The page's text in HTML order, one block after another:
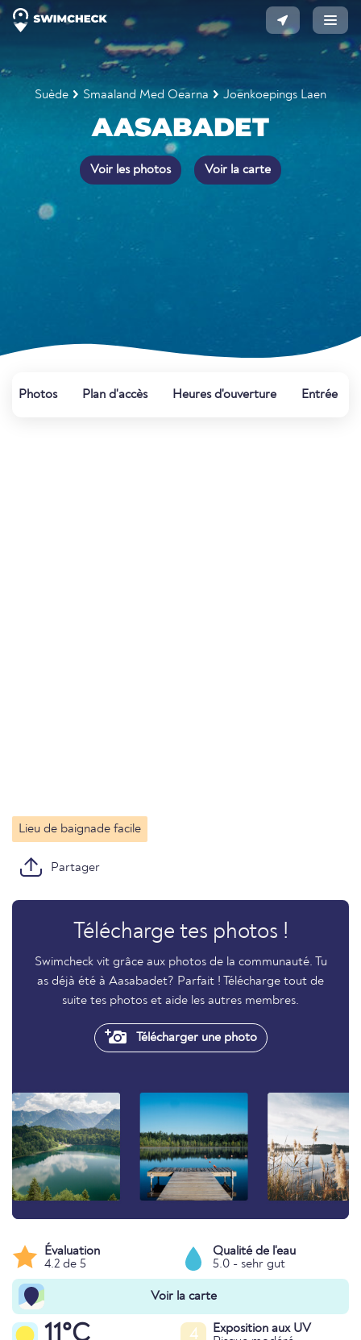
Suède Smaaland Med Oearna Joenkoepings Laen
AASABADET
Voir les photos Voir la carte
Photos Plan d'accès Heures d'ouverture Entrée
Lieu de baignade facile
Partager
Télécharge tes photos !
Swimcheck vit grâce aux photos de la communauté. Tu
as déjà été à Aasabadet? Parfait ! Télécharge tout de
suite tes photos et aide les autres membres.
Télécharger une photo
Évaluation
4.2 de 5
Qualité de l'eau
5.0 - sehr gut
Voir la carte
4
Exposition aux UV